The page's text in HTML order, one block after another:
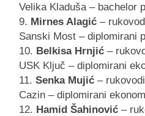
Velika Kladuša – bachelor
Mirnes Alagić –
Sanski Most – diplomirani
Belkisa Hrnjić –
USK Ključ – diplomirani
Senka Mujić –
Cazin – diplomirani
Hamid Šahinović –